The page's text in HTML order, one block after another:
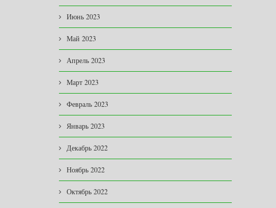
Июнь 2023
Май 2023
Апрель 2023
Март 2023
Февраль 2023
Январь 2023
Декабрь 2022
Ноябрь 2022
Октябрь 2022